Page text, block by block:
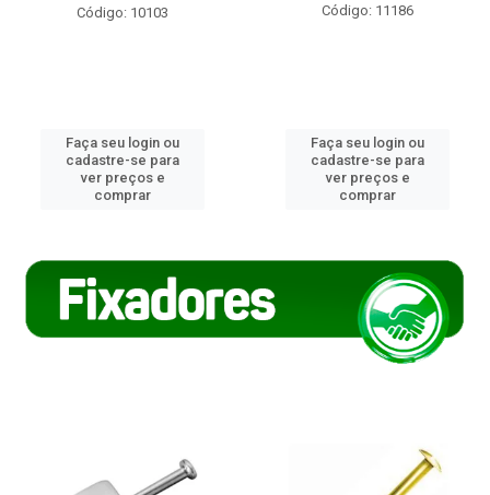
Código: 10103
Faça seu login ou
cadastre-se para
ver preços e
comprar
Código: 11186
Faça seu login ou
cadastre-se para
ver preços e
comprar